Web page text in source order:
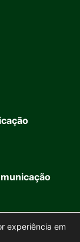
experiência em